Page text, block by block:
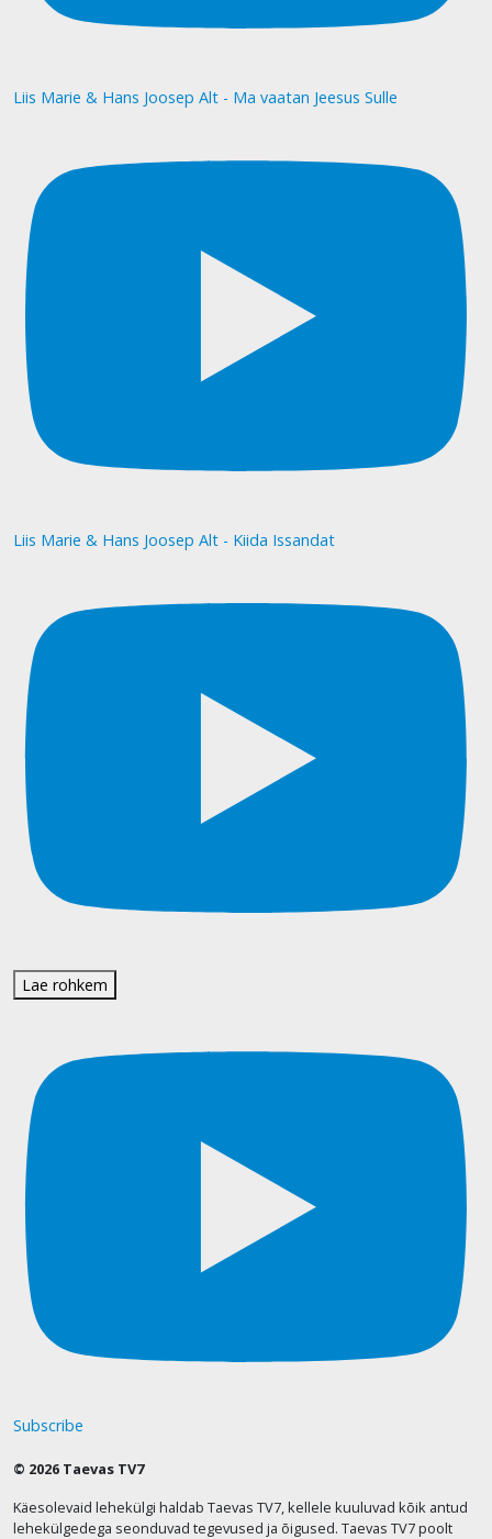
Liis Marie & Hans Joosep Alt - Ma vaatan Jeesus Sulle
Liis Marie & Hans Joosep Alt - Kiida Issandat
Lae rohkem
Subscribe
© 2026 Taevas TV7
Käesolevaid lehekülgi haldab Taevas TV7, kellele kuuluvad kõik antud
lehekülgedega seonduvad tegevused ja õigused. Taevas TV7 poolt